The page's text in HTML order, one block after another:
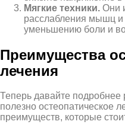
Мягкие техники. Они
расслабления мышц и
уменьшению боли и
Преимущества
лечения
Теперь давайте
полезно остеопатическое
преимуществ, которые